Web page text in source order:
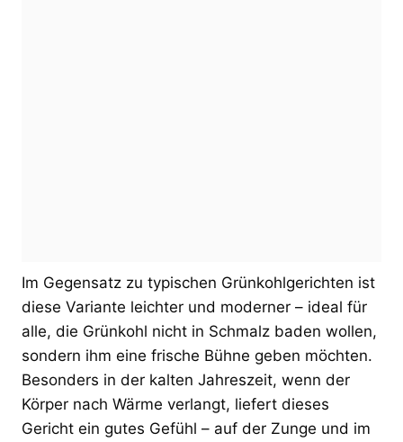
Im Gegensatz zu typischen Grünkohlgerichten ist
diese Variante leichter und moderner – ideal für
alle, die Grünkohl nicht in Schmalz baden wollen,
sondern ihm eine frische Bühne geben möchten.
Besonders in der kalten Jahreszeit, wenn der
Körper nach Wärme verlangt, liefert dieses
Gericht ein gutes Gefühl – auf der Zunge und im